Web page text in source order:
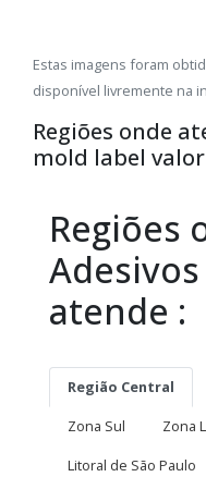
Estas imagens foram
disponível livremente na
Regiões onde
mold label valor
Regiões
atende :
Região Central
Zona Sul
Zona
Litoral de São Paulo